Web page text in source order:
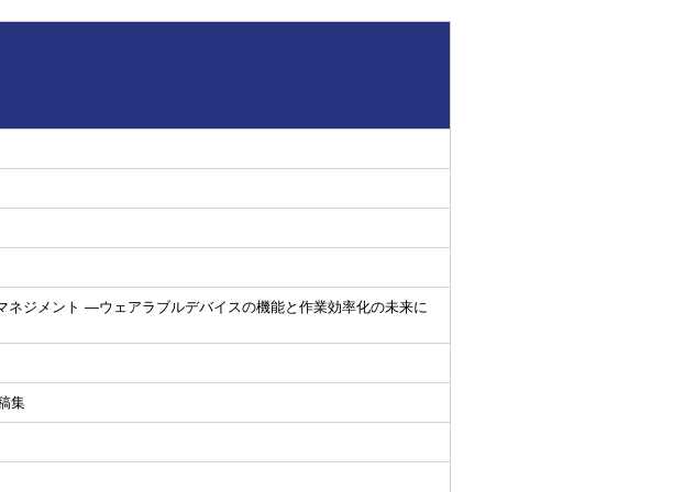
ネジメント ―ウェアラブルデバイスの機能と作業効率化の未来に
集